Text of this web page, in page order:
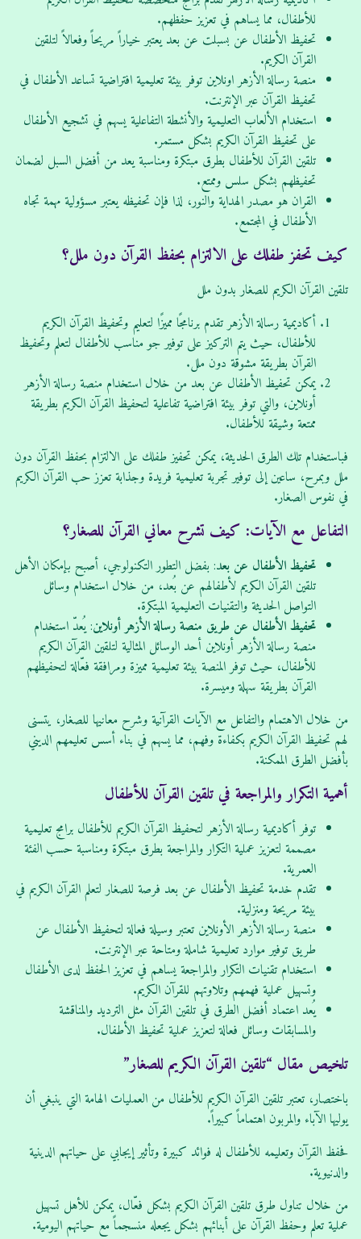
للأطفال، مما يساهم في تعزيز حفظهم.
تحفيظ الأطفال عن بسبلت عن بعد يعتبر خياراً مريحاً وفعالاً لتلقين
القرآن الكريم.
منصة رسالة الأزهر اونلاين توفر بيئة تعليمية افتراضية تساعد الأطفال في
تحفيظ القرآن عبر الإنترنت.
استخدام الألعاب التعليمية والأنشطة التفاعلية يسهم في تشجيع الأطفال
على تحفيظ القرآن الكريم بشكل مستمر.
تلقين القرآن للأطفال بطرق مبتكرة ومناسبة يعد من أفضل السبل لضمان
تحفيظهم بشكل سلس وممتع.
القران هو مصدر الهداية والنور، لذا فإن تحفيظه يعتبر مسؤولية مهمة تجاه
الأطفال في المجتمع.
كيف تحفز طفلك على الالتزام بحفظ القرآن دون ملل؟
تلقين القرآن الكريم للصغار بدون ملل
أكاديمية رسالة الأزهر تقدم برنامجًا مميزًا لتعليم وتحفيظ القرآن الكريم
للأطفال، حيث يتم التركيز على توفير جو مناسب للأطفال لتعلم وتحفيظ
القرآن بطريقة مشوقة دون ملل.
يمكن تحفيظ الأطفال عن بعد من خلال استخدام منصة رسالة الأزهر
أونلاين، والتي توفر بيئة افتراضية تفاعلية لتحفيظ القرآن الكريم بطريقة
ممتعة وشيقة للأطفال.
فباستخدام تلك الطرق الحديثة، يمكن تحفيز طفلك على الالتزام بحفظ القرآن دون
ملل وبمرح، ساعين إلى توفير تجربة تعليمية فريدة وجذابة تعزز حب القرآن الكريم
في نفوس الصغار.
التفاعل مع الآيات: كيف تشرح معاني القرآن للصغار؟
تحفيظ الأطفال عن بعد: بفضل التطور التكنولوجي، أصبح بإمكان الأهل
تلقين القرآن الكريم لأطفالهم عن بُعد، من خلال استخدام وسائل
التواصل الحديثة والتقنيات التعليمية المبتكرة.
تحفيظ الأطفال عن طريق منصة رسالة الأزهر أونلاين: يُعدّ استخدام
منصة رسالة الأزهر أونلاين أحد الوسائل المثالية لتلقين القرآن الكريم
للأطفال، حيث توفر المنصة بيئة تعليمية مميزة ومرافقة فعّالة لتحفيظهم
القرآن بطريقة سهلة وميسرة.
من خلال الاهتمام والتفاعل مع الآيات القرآنية وشرح معانيها للصغار، يتسنى
لهم تحفيظ القرآن الكريم بكفاءة وفهم، مما يسهم في بناء أسس تعليمهم الديني
بأفضل الطرق الممكنة.
أهمية التكرار والمراجعة في تلقين القرآن للأطفال
توفر أكاديمية رسالة الأزهر لتحفيظ القرآن الكريم للأطفال برامج تعليمية
مصممة لتعزيز عملية التكرار والمراجعة بطرق مبتكرة ومناسبة حسب الفئة
العمرية.
تقدم خدمة تحفيظ الأطفال عن بعد فرصة للصغار لتعلم القرآن الكريم في
بيئة مريحة ومنزلية.
منصة رسالة الأزهر الأونلاين تعتبر وسيلة فعالة لتحفيظ الأطفال عن
طريق توفير موارد تعليمية شاملة ومتاحة عبر الإنترنت.
استخدام تقنيات التكرار والمراجعة يساهم في تعزيز الحفظ لدى الأطفال
وتسهيل عملية فهمهم وتلاوتهم للقرآن الكريم.
يُعد اعتماد أفضل الطرق في تلقين القرآن مثل الترديد والمناقشة
والمسابقات وسائل فعالة لتعزيز عملية تحفيظ الأطفال.
تلخيص مقال “تلقين القرآن الكريم للصغار”
باختصار، تعتبر تلقين القرآن الكريم للأطفال من العمليات الهامة التي ينبغي أن
يوليها الآباء والمربون اهتماماً كبيراً.
فحفظ القرآن وتعليمه للأطفال له فوائد كبيرة وتأثير إيجابي على حياتهم الدينية
والدنيوية.
من خلال تناول طرق تلقين القرآن الكريم بشكل فعّال، يمكن للأهل تسهيل
عملية تعلم وحفظ القرآن على أبنائهم بشكل يجعله منسجماً مع حياتهم اليومية.